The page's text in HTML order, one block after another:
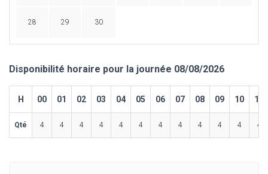
28 29 30
Disponibilité horaire pour la journée 08/08/2026
H 00 01 02 03 04 05 06 07 08 09 10 11
Qté 4 4 4 4 4 4 4 4 4 4 4 4